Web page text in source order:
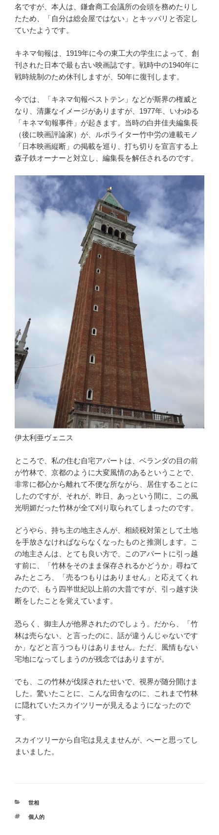
名ですが、本人は、鎌倉商工会議所の会頭を務めたりし
たため、「自分は総会屋ではない」とキッパリと否定し
ていたようです。
キネマ旬報は、1919年に今の東工大の学生によって、創
刊された日本で最も古い映画誌です。戦時中の1940年に
戦時統制のため休刊しますが、50年に復刊します。
今では、「キネマ旬報ベストテン」などが斯界の権威と
なり、清廉なイメージがありますが、1977年、いわゆる
「キネマ旬報事件」が起きます。当時の白井佳夫編集長
（後に映画評論家）が、ルポライター竹中労の連載モノ
「日本映画縦断」の掲載を巡り、打ち切りを宣言する上
森子鉄オーナーと対立し、編集長を解任されるのです。
伊太利亜ヴェニス
ところで、私の住む自宅アパートは、ベランダの目の前
が竹林で、京都のように大変風情のあるということで、
非常に都心から離れて不便な所ながら、居住することに
したのですが、それが、昨日、あっという間に、この風
光明媚だった竹林が全て刈り取られてしまったのです。
どうやら、持ち主の地主さんが、相続税対策として土地
を手放さなければならなくなったものと推測します。こ
の地主さんは、とても良い方で、このアパートに引っ越
す前に、「竹林をそのまま保存されるかどうか」尋ねて
みたところ、「売るつもりはありません」と応えてくれ
たので、もう四半世紀以上前の大昔ですが、引っ越す決
断をしたことを覚えています。
恐らく、御主人が他界されたのでしょう。だから、「竹
林は売らない、と言ったのに、話が違うんじゃないです
か」などと言うつもりはありません。ただ、風情もない
宅地になってしまうのが残念ではありますが。
でも、この竹林が伐採されたせいで、視界が随分開けま
した。驚いたことに、こんな田舎なのに、これまで竹林
に隠れていたスカイツリーが見えるようになったので
す。
スカイツリーから自宅は見えませんが、へーと思ってし
まいました。
カ
ゴ
世相
タ
個人的